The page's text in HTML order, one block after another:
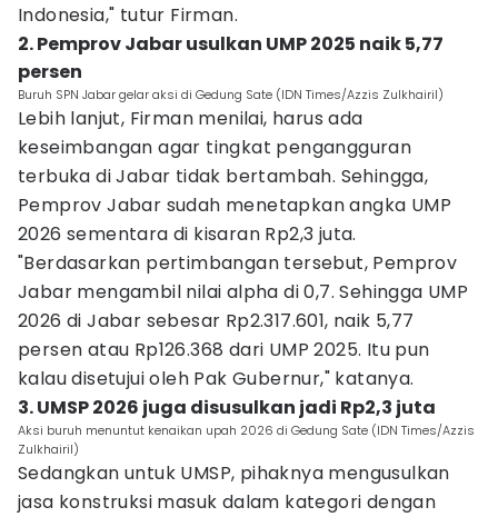
Indonesia," tutur Firman.
2. Pemprov Jabar usulkan UMP 2025 naik 5,77
persen
Buruh SPN Jabar gelar aksi di Gedung Sate (IDN Times/Azzis Zulkhairil)
Lebih lanjut, Firman menilai, harus ada
keseimbangan agar tingkat pengangguran
terbuka di Jabar tidak bertambah. Sehingga,
Pemprov Jabar sudah menetapkan angka UMP
2026 sementara di kisaran Rp2,3 juta.
"Berdasarkan pertimbangan tersebut, Pemprov
Jabar mengambil nilai alpha di 0,7. Sehingga UMP
2026 di Jabar sebesar Rp2.317.601, naik 5,77
persen atau Rp126.368 dari UMP 2025. Itu pun
kalau disetujui oleh Pak Gubernur," katanya.
3. UMSP 2026 juga disusulkan jadi Rp2,3 juta
Aksi buruh menuntut kenaikan upah 2026 di Gedung Sate (IDN Times/Azzis
Zulkhairil)
Sedangkan untuk UMSP, pihaknya mengusulkan
jasa konstruksi masuk dalam kategori dengan